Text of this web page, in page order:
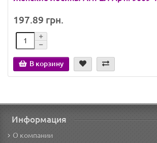
197.89 грн.
В корзину
Информация
О компании